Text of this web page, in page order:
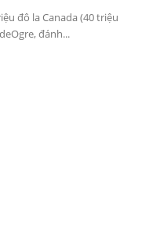
đô la Canada (40 triệu
đánh...